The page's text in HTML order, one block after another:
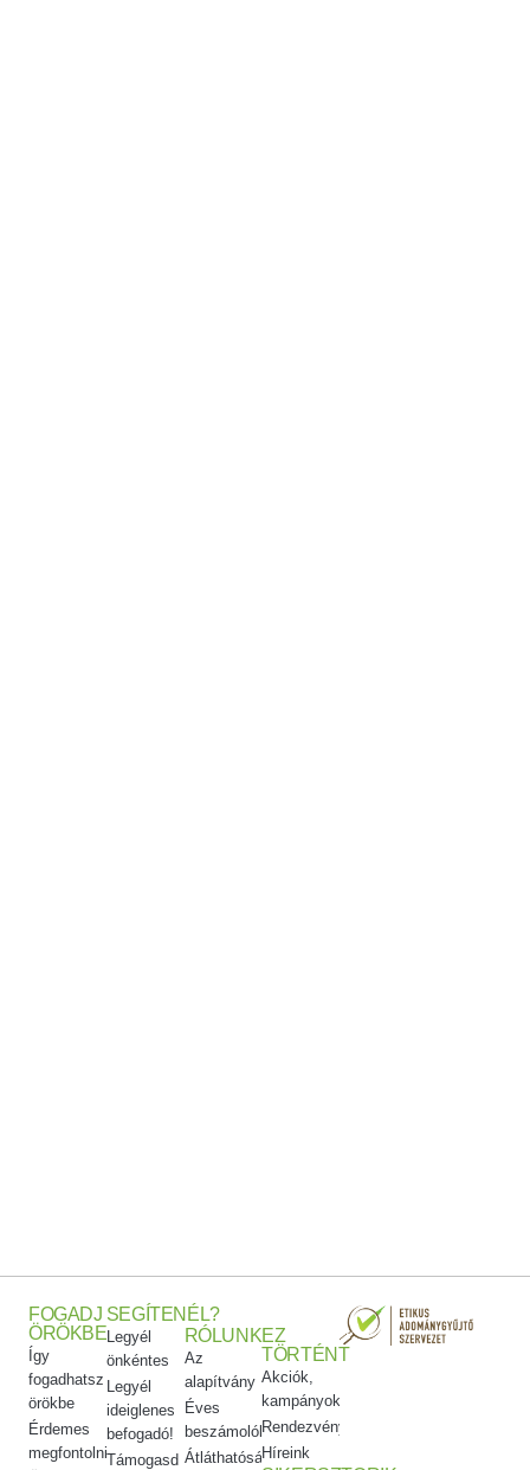
FOGADJ
ÖRÖKBE
Így
fogadhatsz
örökbe
Érdemes
megfontolni
SEGÍTENÉL?
Legyél
önkéntes
Legyél
ideiglenes
befogadó!
Támogasd
RÓLUNK
Az
alapítvány
Éves
beszámolók
Átláthatóság
EZ
TÖRTÉNT
Akciók,
kampányok
Rendezvényeink
Híreink